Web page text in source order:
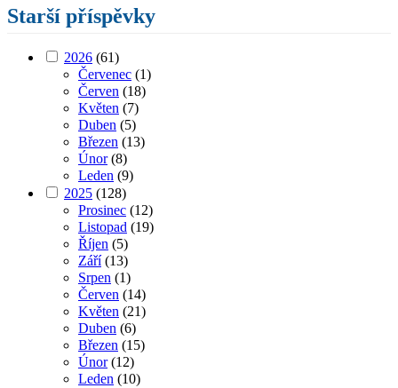
Starší příspěvky
2026 (61)
Červenec (1)
Červen (18)
Květen (7)
Duben (5)
Březen (13)
Únor(8)
Leden (9)
2025 (128)
Prosinec (12)
Listopad (19)
Říjen (5)
Září(13)
Srpen (1)
Červen (14)
Květen (21)
Duben (6)
Březen (15)
Únor(12)
Leden (10)